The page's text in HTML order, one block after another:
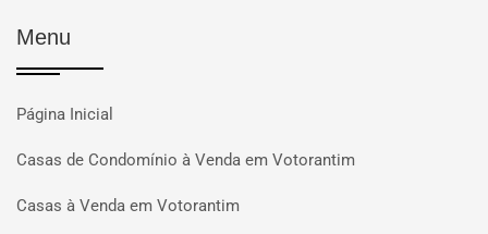
Menu
Página Inicial
Casas de Condomínio à Venda em Votorantim
Casas à Venda em Votorantim